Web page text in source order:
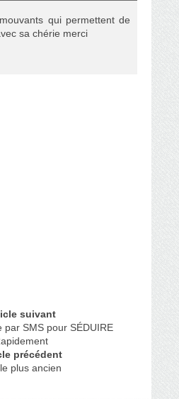
qui permettent de
sa chérie merci
suivant
par SMS pour SÉDUIRE
précédent
plus ancien